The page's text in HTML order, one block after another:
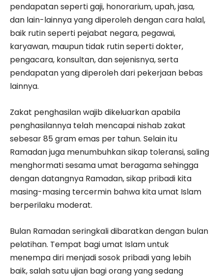
pendapatan seperti gaji, honorarium, upah, jasa,
dan lain-lainnya yang diperoleh dengan cara halal,
baik rutin seperti pejabat negara, pegawai,
karyawan, maupun tidak rutin seperti dokter,
pengacara, konsultan, dan sejenisnya, serta
pendapatan yang diperoleh dari pekerjaan bebas
lainnya.
Zakat penghasilan wajib dikeluarkan apabila
penghasilannya telah mencapai nishab zakat
sebesar 85 gram emas per tahun. Selain itu
Ramadan juga menumbuhkan sikap toleransi, saling
menghormati sesama umat beragama sehingga
dengan datangnya Ramadan, sikap pribadi kita
masing-masing tercermin bahwa kita umat Islam
berperilaku moderat.
Bulan Ramadan seringkali dibaratkan dengan bulan
pelatihan. Tempat bagi umat Islam untuk
menempa diri menjadi sosok pribadi yang lebih
baik, salah satu ujian bagi orang yang sedang